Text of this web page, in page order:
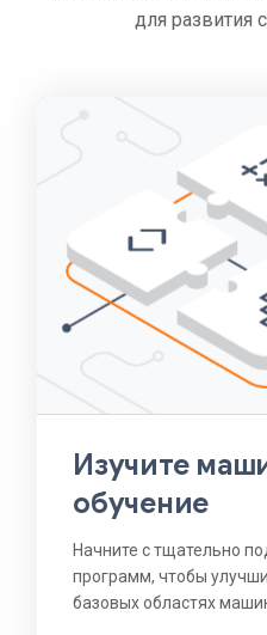
для развития
Изучите
обучение
Начните с тщательно
программ, чтобы
базовых областях